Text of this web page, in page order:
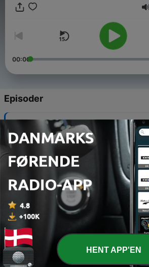
00:00
Episoder
- 02-Acappella: بی‌وسیله
02 jan. 2026
25 - 10-Fiction #2: ملودرام
10 jan. 2026
24 - 03- Analog: آنالوگ
03 jan. 2026
23 - 09-Fiction #1: درام
09 jan. 2026
22 - HENT APP'EN